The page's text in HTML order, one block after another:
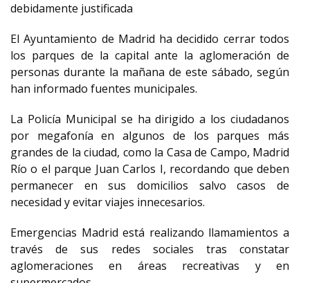
debidamente justificada
El Ayuntamiento de Madrid ha decidido cerrar todos
los parques de la capital ante la aglomeración de
personas durante la mañana de este sábado, según
han informado fuentes municipales.
La Policía Municipal se ha dirigido a los ciudadanos
por megafonía en algunos de los parques más
grandes de la ciudad, como la Casa de Campo, Madrid
Río o el parque Juan Carlos I, recordando que deben
permanecer en sus domicilios salvo casos de
necesidad y evitar viajes innecesarios.
Emergencias Madrid está realizando llamamientos a
través de sus redes sociales tras constatar
aglomeraciones en áreas recreativas y en